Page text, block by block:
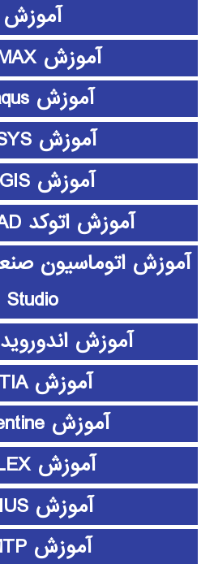
آموزش
آموزش 3D MAX
آموزش abaqus
آموزش ANSYS
آموزش ArcGIS
آموزش اتوکد AUTOCAD
Studio
آموزش اندوروید android
آموزش CATIA
آموزش clementine
آموزش CPLEX
آموزش EDIUS
آموزش EMTP